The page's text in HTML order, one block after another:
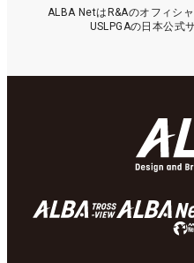
ALBA NetはR&Aのオフィシ
USLPGAの日本公式